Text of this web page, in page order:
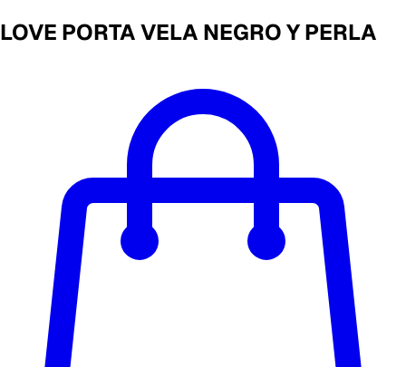
LOVE PORTA VELA NEGRO Y PERLA